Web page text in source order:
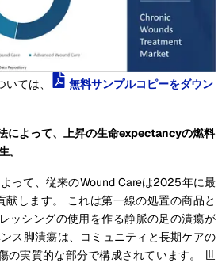
ては、
無料サンプルコピーをダウン
によって、上昇の生命expectancyの燃料
。
って、従来のWound Careは2025年に最
献します。 これは第一線の処置の商品と
ッシングの使用を作る静脈の足の潰瘍が
ス脚潰瘍は、コミュニティと長期ケアの
の実質的な部分で構成されています。 世